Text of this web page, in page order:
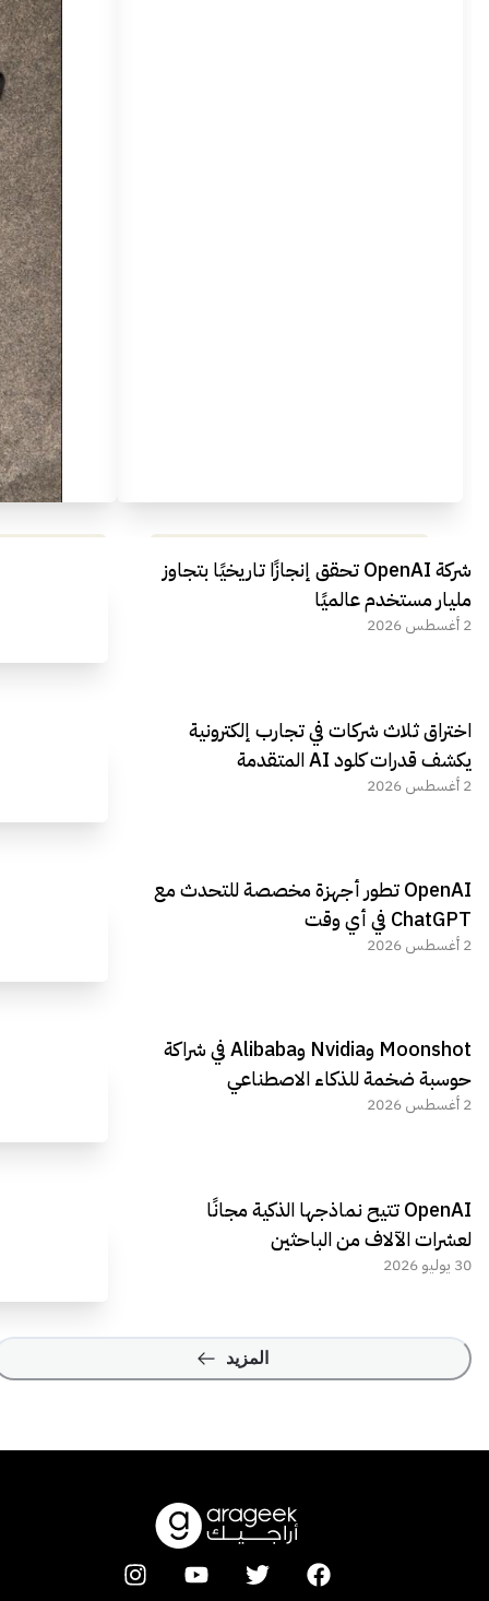
مراجعة شاملة لعملاق الألعاب
الجديد REDMAGIC 11 AIR
شركة OpenAI تحقق إنجازًا تاريخيًا بتجاوز
مليار مستخدم عالميًا
2 أغسطس 2026
اختراق ثلاث شركات في تجارب إلكترونية
يكشف قدرات كلود AI المتقدمة
2 أغسطس 2026
OpenAI تطور أجهزة مخصصة للتحدث مع
ChatGPT في أي وقت
2 أغسطس 2026
Moonshot وNvidia وAlibaba في شراكة
حوسبة ضخمة للذكاء الاصطناعي
2 أغسطس 2026
OpenAI تتيح نماذجها الذكية مجانًا
لعشرات الآلاف من الباحثين
30 يوليو 2026
المزيد